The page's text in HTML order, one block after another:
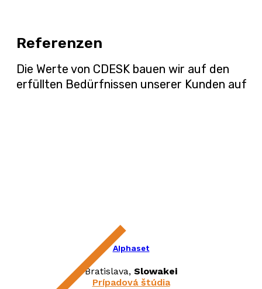
Referenzen
Die Werte von CDESK bauen wir auf den
erfüllten Bedürfnissen unserer Kunden auf
Alphaset
Bratislava, Slowakei
Prípadová štúdia